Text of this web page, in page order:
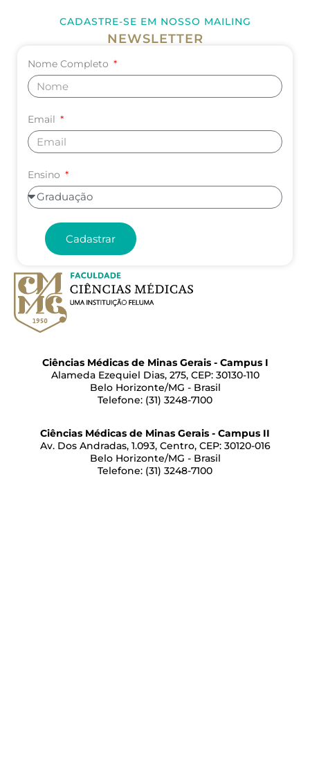
CADASTRE-SE EM NOSSO MAILING
NEWSLETTER
Nome Completo
Email
Ensino
Cadastrar
Ciências Médicas de Minas Gerais - Campus I
Alameda Ezequiel Dias, 275, CEP: 30130-110
Belo Horizonte/MG - Brasil
Telefone: (31) 3248-7100
Ciências Médicas de Minas Gerais - Campus II
Av. Dos Andradas, 1.093, Centro, CEP: 30120-016
Belo Horizonte/MG - Brasil
Telefone: (31) 3248-7100